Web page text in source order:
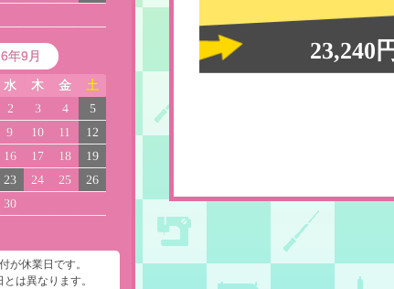
23,240円
年9月
水 木 金 土
2 3 4
5
9 10 11
12
16 17 18
19
23 24 25
26
30
が休業日です。
は異なります。